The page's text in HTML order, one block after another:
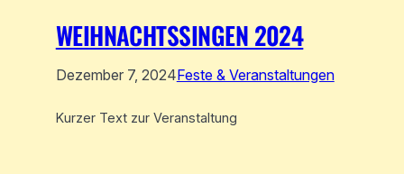
WEIHNACHTSSINGEN 2024
Dezember 7, 2024Feste & Veranstaltungen
Kurzer Text zur Veranstaltung